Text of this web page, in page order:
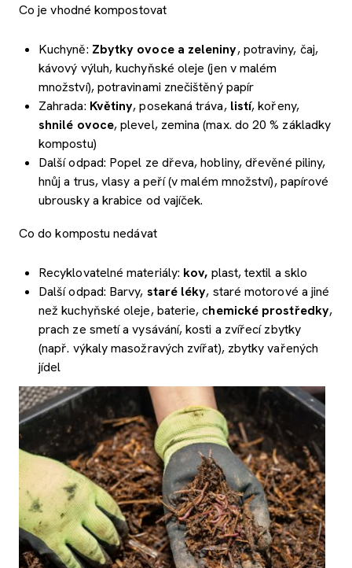
Co je vhodné kompostovat
Kuchyně: Zbytky ovoce a zeleniny, potraviny, čaj,
kávový výluh, kuchyňské oleje (jen v malém
množství), potravinami znečištěný papír
Zahrada: Květiny, posekaná tráva, listí, kořeny,
shnilé ovoce, plevel, zemina (max. do 20 % základky
kompostu)
Další odpad: Popel ze dřeva, hobliny, dřevěné piliny,
hnůj a trus, vlasy a peří (v malém množství), papírové
ubrousky a krabice od vajíček.
Co do kompostu nedávat
Recyklovatelné materiály: kov, plast, textil a sklo
Další odpad: Barvy, staré léky, staré motorové a jiné
než kuchyňské oleje, baterie, chemické prostředky,
prach ze smetí a vysávání, kosti a zvířecí zbytky
(např. výkaly masožravých zvířat), zbytky vařených
jídel